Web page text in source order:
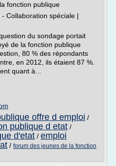
fonction publique
Collaboration spéciale |
du sondage portait
de la fonction publique
80 % des répondants
en 2012, ils étaient 87 %.
quant à...
offre d emploi /
publique d etat /
d'etat / emploi
/ forum des jeunes de la fonction